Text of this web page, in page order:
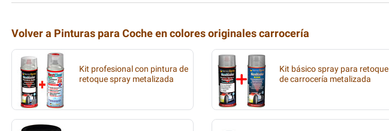
Volver a Pinturas para Coche en colores originales carrocería
Kit profesional con pintura de
retoque spray metalizada
Kit básico spray para retoque
de carrocería metalizada